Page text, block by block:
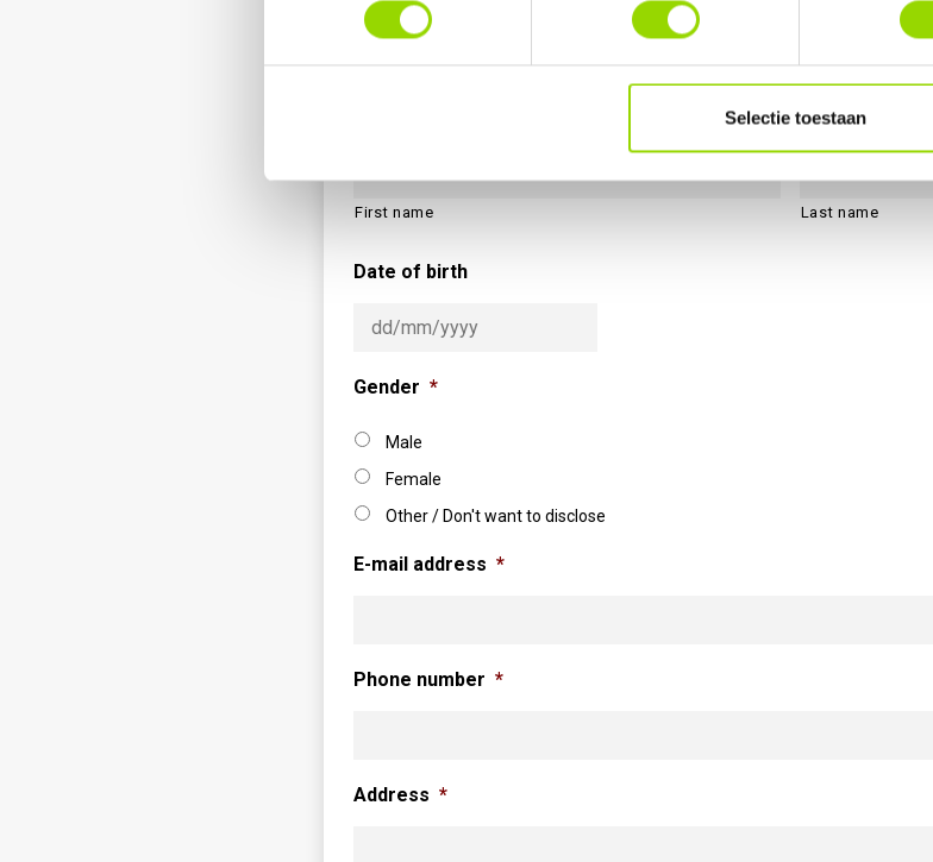
Selectie toestaan
Beyond Doubt
ExtraMile Coach Academy
First name Last name
Date of birth
Gender *
Male
Female
Other / Don't want to disclose
E-mail address *
Phone number *
Address *